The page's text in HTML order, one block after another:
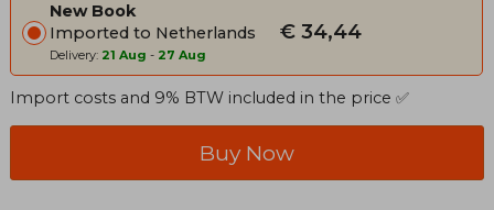
New Book
Imported to Netherlands
Delivery: 21 Aug - 27 Aug
€ 34,44
Import costs and 9% BTW included in the price ✅
Buy Now